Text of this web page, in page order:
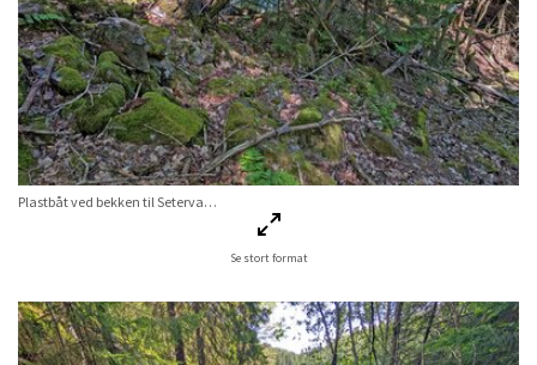
Plastbåt ved bekken til Setervannet
Se stort format